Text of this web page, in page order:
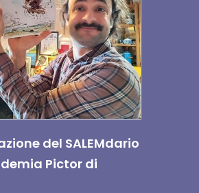
del SALEMdario
Pictor di